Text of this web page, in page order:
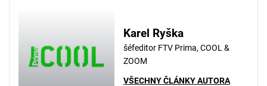
Karel Ryška
šéfeditor FTV Prima, COOL &
ZOOM
VŠECHNY ČLÁNKY AUTORA